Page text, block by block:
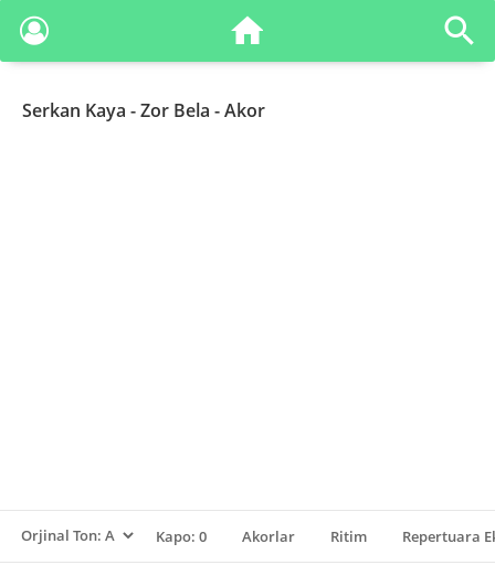
Serkan Kaya - Zor Bela - Akor
Kapo: 0 Akorlar Ritim Repertuara